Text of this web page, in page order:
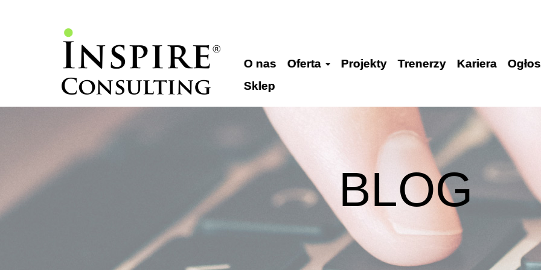
O nas Oferta Projekty Trenerzy Kariera
Sklep
BLOG